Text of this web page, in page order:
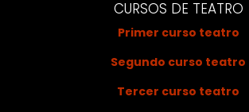
CURSOS DE TEATRO
Primer curso teatro
Segundo curso teatro
Tercer curso teatro